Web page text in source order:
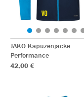
JAKO Kapuzenjacke
Performance
42,00 €